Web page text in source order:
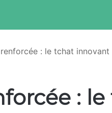
: le tchat innovant
: